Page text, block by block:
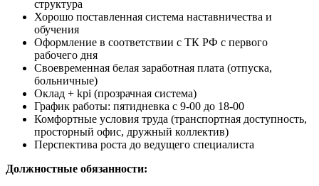
структура
Хорошо поставленная система наставничества и
обучения
Оформление в соответствии с ТК РФ с первого
рабочего дня
Своевременная белая заработная плата (отпуска,
больничные)
Оклад + kpi (прозрачная система)
График работы: пятидневка с 9-00 до 18-00
Комфортные условия труда (транспортная доступность,
просторный офис, дружный коллектив)
Перспектива роста до ведущего специалиста
Должностные обязанности: